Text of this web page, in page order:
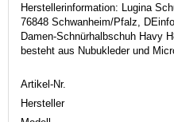
Herstellerinformation: Lugina
76848 Schwanheim/Pfalz,
Damen-Schnürhalbschuh Havy
besteht aus Nubukleder und
Artikel-Nr.
Hersteller